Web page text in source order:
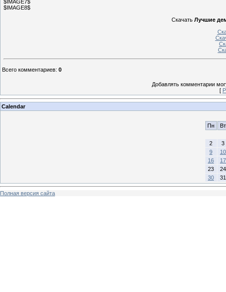
$IMAGE7$
$IMAGE8$
Скачать Лучшие
Всего комментариев: 0
Добавлять комментарии
[
Calendar
Пн Вт
2
3
9
10
16
17
23
24
30
31
Полная версия сайта